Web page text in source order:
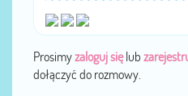
Prosimyzaloguj sięlub
dołączyć do rozmowy.